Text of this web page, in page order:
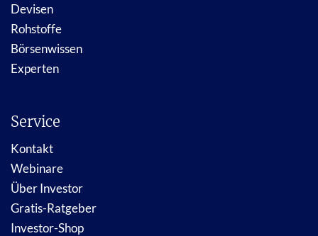
Devisen
Rohstoffe
Börsenwissen
Experten
Service
Kontakt
Webinare
Über Investor
Gratis-Ratgeber
Investor-Shop